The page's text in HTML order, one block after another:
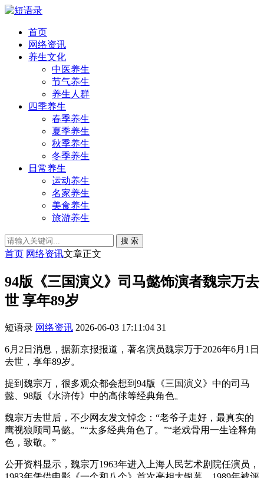
首页
网络资讯
养生文化
中医养生
节气养生
养生人群
四季养生
春季养生
夏季养生
秋季养生
冬季养生
日常养生
运动养生
名家养生
美食养生
旅游养生
搜 索
首页 网络资讯文章正文
94版《三国演义》司马懿饰演者魏宗万去
世 享年89岁
短语录 网络资讯 2026-06-03 17:11:04 31
6月2日消息，据新京报报道，著名演员魏宗万于2026年6月1日
去世，享年89岁。
提到魏宗万，很多观众都会想到94版《三国演义》中的司马
懿、98版《水浒传》中的高俅等经典角色。
魏宗万去世后，不少网友发文悼念：“老爷子走好，最真实的
鹰视狼顾司马懿。”“太多经典角色了。”“老戏骨用一生诠释角
色，致敬。”
公开资料显示，魏宗万1963年进入上海人民艺术剧院任演员，